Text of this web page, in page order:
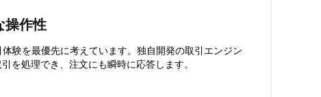
操作性
験を最優先に考えています。独自開発の取引エンジン
を処理でき、注文にも瞬時に応答します。